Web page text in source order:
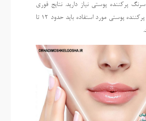
است، به 1 تا 4 سرنگ پرکننده پوستی نیاز دارید. نتایج فوری
هستند و بسته به پرکننده پوستی مورد استفاده باید حدود 12 تا